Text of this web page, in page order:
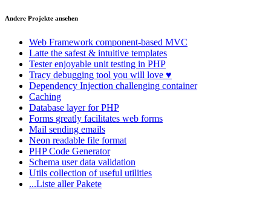
Andere Projekte ansehen
Web Framework component-based MVC
Latte the safest & intuitive templates
Testerenjoyable unit testing in PHP
Tracy debugging tool you will love ♥
Dependency Injection challenging container
Caching
Database layer for PHP
Forms greatly facilitates web forms
Mail sending emails
Neon readable file format
PHP Code Generator
Schema user data validation
Utils collection of useful utilities
...Liste aller Pakete